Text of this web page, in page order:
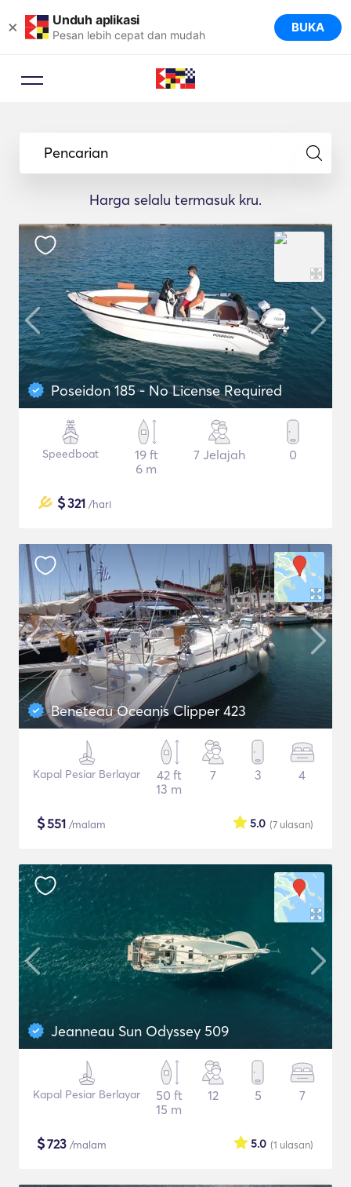
× Unduh aplikasi
Pesan lebih cepat dan mudah BUKA
Pencarian
Harga selalu termasuk kru.
Poseidon 185 - No License Required
Speedboat
19 ft
6 m
7 Jelajah 0
$321 /hari
Beneteau Oceanis Clipper 423
Kapal Pesiar Berlayar
42 ft
13 m
7 3 4
$551 /malam (7 ulasan)
5.0
Jeanneau Sun Odyssey 509
Kapal Pesiar Berlayar
50 ft
15 m
12 5 7
$723 /malam (1 ulasan)
5.0